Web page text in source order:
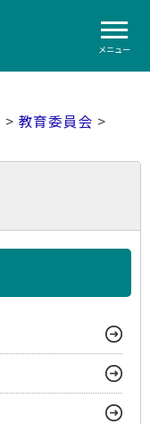
メニュー
> 教育委員会 >